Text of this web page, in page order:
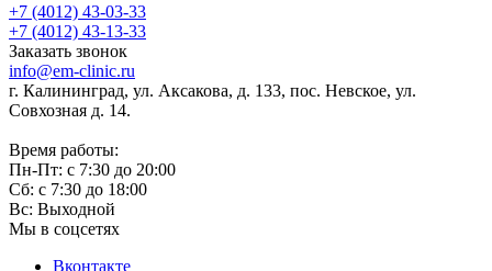
+7 (4012) 43-03-33
+7 (4012) 43-13-33
Заказать звонок
info@em-clinic.ru
г. Калининград, ул. Аксакова, д. 133, пос. Невское, ул.
Совхозная д. 14.
Время работы:
Пн-Пт: с 7:30 до 20:00
Сб: с 7:30 до 18:00
Вс: Выходной
Мы в соцсетях
Вконтакте